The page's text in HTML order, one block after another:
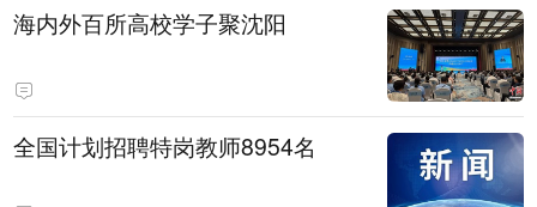
海内外百所高校学子聚沈阳
全国计划招聘特岗教师8954名